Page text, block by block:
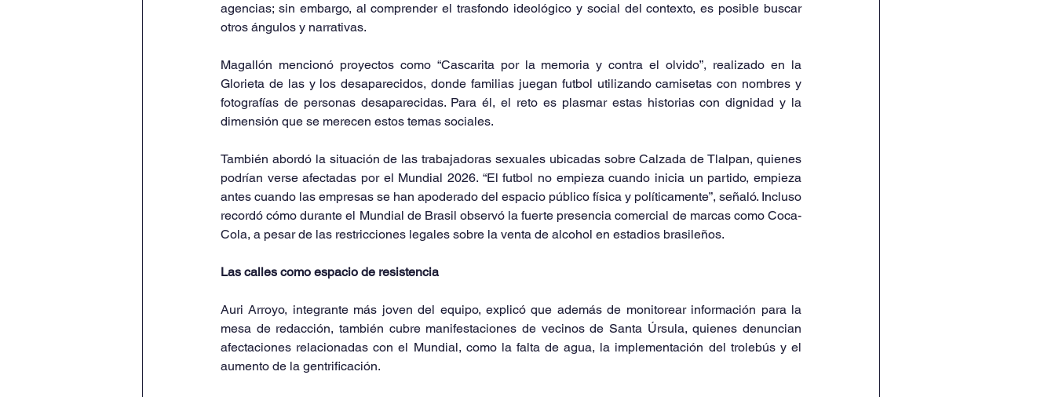
agencias; sin embargo, al comprender el trasfondo ideológico y social del contexto, es posible buscar
otros ángulos y narrativas.
Magallón mencionó proyectos como “Cascarita por la memoria y contra el olvido”, realizado en la
Glorieta de las y los desaparecidos, donde familias juegan futbol utilizando camisetas con nombres y
fotografías de personas desaparecidas. Para él, el reto es plasmar estas historias con dignidad y la
dimensión que se merecen estos temas sociales.
También abordó la situación de las trabajadoras sexuales ubicadas sobre Calzada de Tlalpan, quienes
podrían verse afectadas por el Mundial 2026. “El futbol no empieza cuando inicia un partido, empieza
antes cuando las empresas se han apoderado del espacio público física y políticamente”, señaló. Incluso
recordó cómo durante el Mundial de Brasil observó la fuerte presencia comercial de marcas como Coca-
Cola, a pesar de las restricciones legales sobre la venta de alcohol en estadios brasileños.
Las calles como espacio de resistencia
Auri Arroyo, integrante más joven del equipo, explicó que además de monitorear información para la
mesa de redacción, también cubre manifestaciones de vecinos de Santa Úrsula, quienes denuncian
afectaciones relacionadas con el Mundial, como la falta de agua, la implementación del trolebús y el
aumento de la gentrificación.